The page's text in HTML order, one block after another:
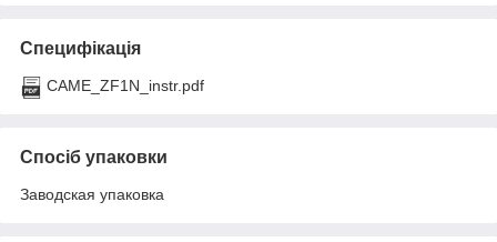
Специфікація
CAME_ZF1N_instr.pdf
Спосіб упаковки
Заводская упаковка